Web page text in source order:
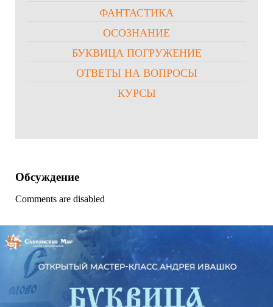
ФАНТАСТИКА
ОСОЗНАНИЕ
БУКВИЦА ПОГРУЖЕНИЕ
ОТВЕТЫ НА ВОПРОСЫ
КУРСЫ
Обсуждение
Comments are disabled